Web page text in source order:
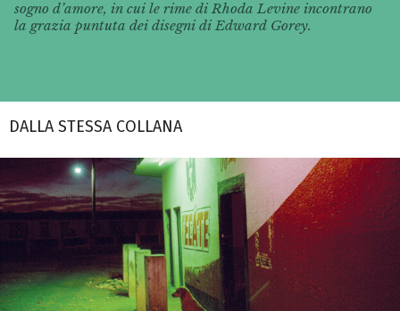
sogno d’amore, in cui le rime di Rhoda Levine incontrano
la grazia puntuta dei disegni di Edward Gorey.
DALLA STESSA COLLANA